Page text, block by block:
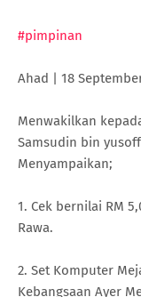
#pimpinan
Ahad | 18
Menwakilkan
Samsudin bin
Menyampaikan;
1. Cek bernilai RM
Rawa.
2. Set Komputer
Kebangsaan Ayer